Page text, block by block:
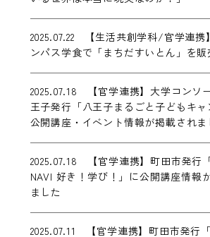
2025.07.22 【生活共創学科/官学連携
ンパス学食で「まちだすいとん」を販
2025.07.18 【官学連携】大学コンソ
王子発行「八王子まるごと子どもキャ
公開講座・イベント情報が掲載されま
2025.07.18 【官学連携】町田市発行
NAVI 好き！学び！」に公開講座情報
ました
2025.07.11 【官学連携】町田市発行